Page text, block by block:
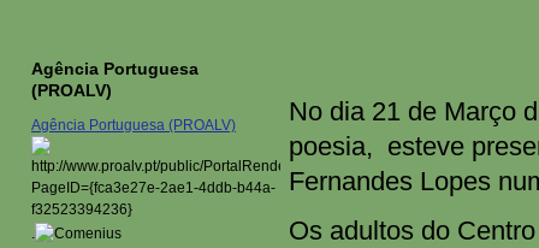
No dia 21 de Março
poesia, esteve
Fernandes Lopes
Os adultos do
Agência Portuguesa
(PROALV)
Agência Portuguesa (PROALV)
.